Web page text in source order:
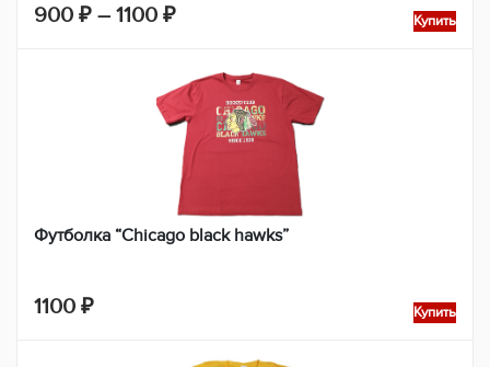
900 ₽ – 1100 ₽Диапазон
900 ₽
–
1100 ₽
Купить
Футболка “Chicago black hawks”
1100 ₽ Купить